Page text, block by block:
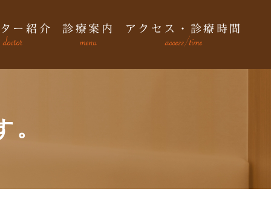
ー紹介
doctor
診療案内
menu
アクセス・診療時間
access/time
。